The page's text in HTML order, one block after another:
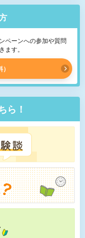
ペーンへの参加や質問
す。
ら！